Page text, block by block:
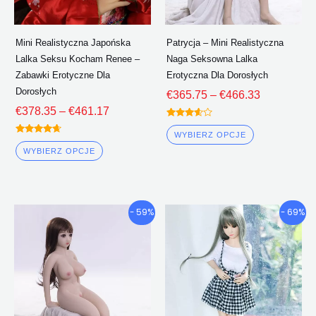
Mini Realistyczna Japońska
Lalka Seksu Kocham Renee –
Zabawki Erotyczne Dla
Dorosłych
€378.35 – €461.17
Oceniono
4.50
z 5
WYBIERZ OPCJE
na
produktu
Patrycja – Mini Realistyczna
Naga Seksowna Lalka
Erotyczna Dla Dorosłych
€365.75 – €466.33
Oceniono
3.50
z 5
WYBIERZ OPCJE
na
produktu
- 59%
Przedział
cenowy:
Opcje
- 69%
Przedział
cenowy:
€369.06
Poprzez
€465.80
Ten
produkt
ma
wiele
wariantów.
Opcje